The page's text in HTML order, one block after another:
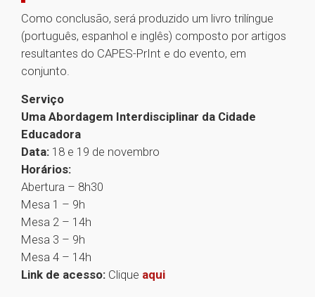
Como conclusão, será produzido um livro trilíngue
(português, espanhol e inglês) composto por artigos
resultantes do CAPES-PrInt e do evento, em
conjunto.
Serviço
Uma Abordagem Interdisciplinar da Cidade
Educadora
Data: 18 e 19 de novembro
Horários:
Abertura – 8h30
Mesa 1 – 9h
Mesa 2 – 14h
Mesa 3 – 9h
Mesa 4 – 14h
Link de acesso: Clique aqui
1